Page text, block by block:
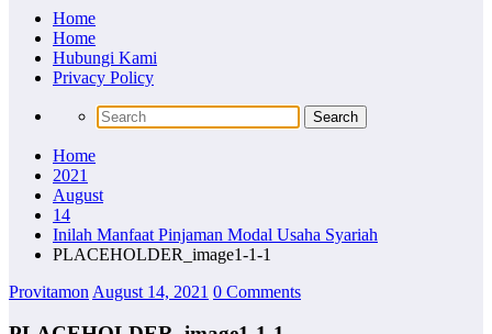
Home
Home
Hubungi Kami
Privacy Policy
Home
2021
August
14
Inilah Manfaat Pinjaman Modal Usaha Syariah
PLACEHOLDER_image1-1-1
Provitamon August 14, 2021 0 Comments